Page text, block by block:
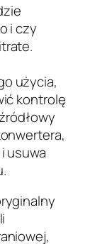
i czy
użycia,
kontrolę
usuwa